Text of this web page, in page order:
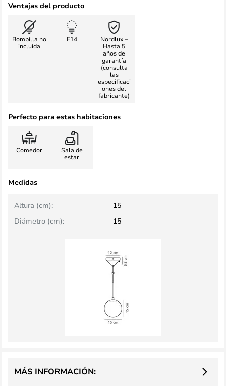
Ventajas del producto
Bombilla no
incluida
E14
Nordlux –
Hasta 5
años de
garantía
(consulta
las
especificaci
ones del
fabricante)
Perfecto para estas habitaciones
Comedor
Sala de
estar
Medidas
Altura (cm):
15
Diámetro (cm):
15
MÁS INFORMACIÓN: